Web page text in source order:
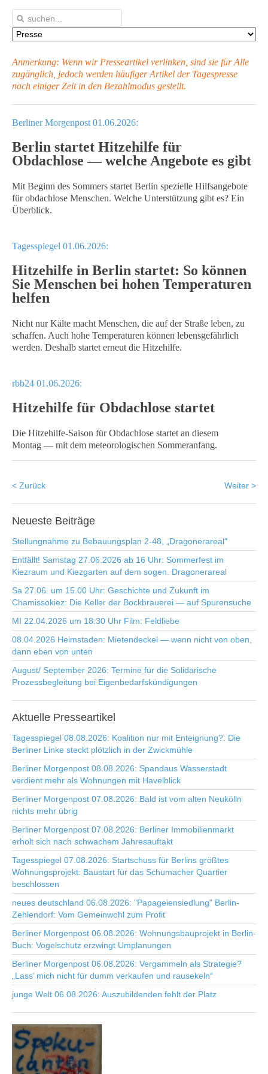
Anmerkung: Wenn wir Presseartikel verlinken, sind sie für Alle
zugänglich, jedoch werden häufiger Artikel der Tagespresse
nach einiger Zeit in den Bezahlmodus gestellt.
Berliner Morgenpost 01.06.2026:
Berlin startet Hitzehilfe für
Obdachlose — welche Angebote es gibt
Mit Beginn des Sommers startet Berlin spezielle Hilfsangebote
für obdachlose Menschen. Welche Unterstützung gibt es? Ein
Überblick.
Tagesspiegel 01.06.2026:
Hitzehilfe in Berlin startet: So können
Sie Menschen bei hohen Temperaturen
helfen
Nicht nur Kälte macht Menschen, die auf der Straße leben, zu
schaffen. Auch hohe Temperaturen können lebensgefährlich
werden. Deshalb startet erneut die Hitzehilfe.
rbb24 01.06.2026:
Hitzehilfe für Obdachlose startet
Die Hitzehilfe-Saison für Obdachlose startet an diesem
Montag — mit dem meteorologischen Sommeranfang.
< Zurück Weiter >
Neueste Beiträge
Stellungnahme zu Bebauungsplan 2-48, „Dragonerareal“
Entfällt! Samstag 27.06.2026 ab 16 Uhr: Sommerfest im
Kiezraum und Kiezgarten auf dem sogen. Dragonerareal
Sa 27.06. um 15.00 Uhr: Geschichte und Zukunft im
Chamissokiez: Die Keller der Bockbrauerei — auf Spurensuche
MI 22.04.2026 um 18:30 Uhr Film: Feldliebe
08.04.2026 Heimstaden: Mietendeckel — wenn nicht von oben,
dann eben von unten
August/ September 2026: Termine für die Solidarische
Prozessbegleitung bei Eigenbedarfskündigungen
Aktuelle Presseartikel
Tagesspiegel 08.08.2026: Koalition nur mit Enteignung?: Die
Berliner Linke steckt plötzlich in der Zwickmühle
Berliner Morgenpost 08.08.2026: Spandaus Wasserstadt
verdient mehr als Wohnungen mit Havelblick
Berliner Morgenpost 07.08.2026: Bald ist vom alten Neukölln
nichts mehr übrig
Berliner Morgenpost 07.08.2026: Berliner Immobilienmarkt
erholt sich nach schwachem Jahresauftakt
Tagesspiegel 07.08.2026: Startschuss für Berlins größtes
Wohnungsprojekt: Baustart für das Schumacher Quartier
beschlossen
neues deutschland 06.08.2026: "Papageiensiedlung" Berlin-
Zehlendorf: Vom Gemeinwohl zum Profit
Berliner Morgenpost 06.08.2026: Wohnungsbauprojekt in Berlin-
Buch: Vogelschutz erzwingt Umplanungen
Berliner Morgenpost 06.08.2026: Vergammeln als Strategie?
„Lass’ mich nicht für dumm verkaufen und rausekeln“
junge Welt 06.08.2026: Auszubildenden fehlt der Platz